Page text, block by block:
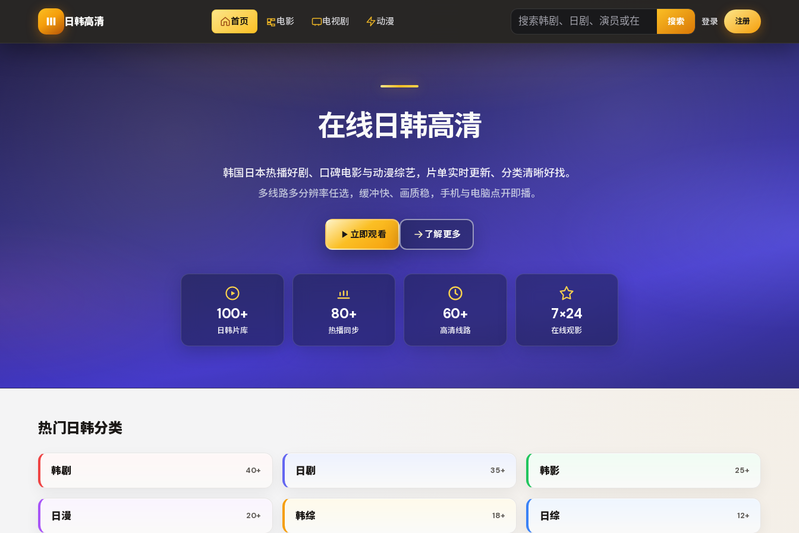
日韩高清 首页 电影 电视剧 动漫 搜索 登录 注册
在线日韩高清
韩国日本热播好剧、口碑电影与动漫综艺，片单实时更新、分类清晰好找。
多线路多分辨率任选，缓冲快、画质稳，手机与电脑点开即播。
立即观看 了解更多
100+
日韩片库
80+
热播同步
60+
高清线路
7×24
在线观影
热门日韩分类
韩剧 40+ 日剧 35+ 韩影 25+
日漫 20+ 韩综 18+ 日综 12+